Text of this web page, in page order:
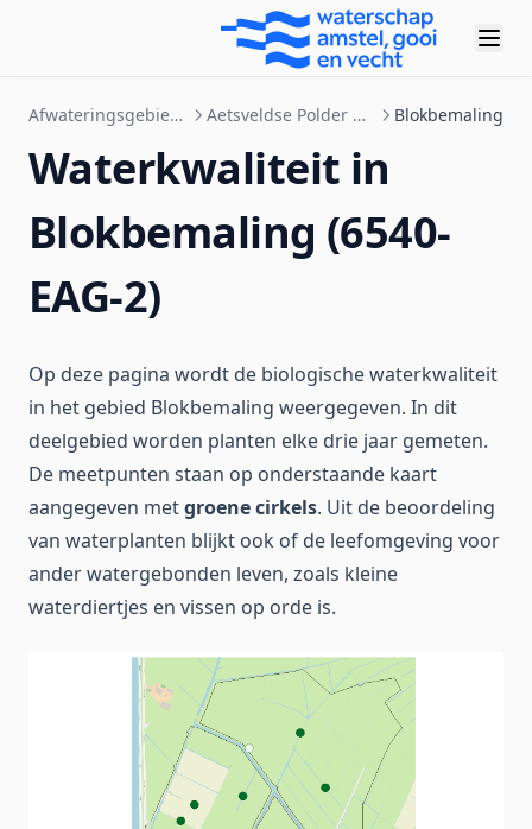
Afwateringsgebieden Aetsveldse Polder Oost Blokbemaling
Waterkwaliteit in
Blokbemaling (6540-
EAG-2)
Op deze pagina wordt de biologische waterkwaliteit
in het gebied Blokbemaling weergegeven. In dit
deelgebied worden planten elke drie jaar gemeten.
De meetpunten staan op onderstaande kaart
aangegeven metgroene cirkels. Uit de beoordeling
van waterplanten blijkt ook of de leefomgeving voor
ander watergebonden leven, zoals kleine
waterdiertjes en vissen op orde is.